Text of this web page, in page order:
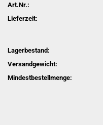
Art.Nr.:
Lieferzeit:
Lagerbestand:
Versandgewicht:
Mindestbestellmenge: